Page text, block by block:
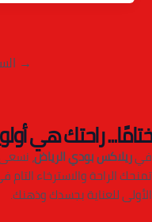
→
ختامًا... راحتك هي
فيريلاكس بودي الرياض،
تمنحك الراحة والاسترخاء
الأولى للعناية بجسدك وذهنك.